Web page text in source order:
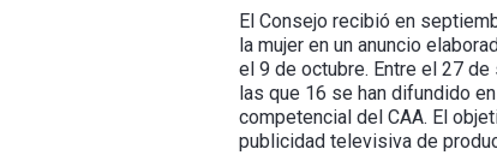
El Consejo recibió en
la mujer en un anuncio
el 9 de octubre. Entre el 27
las que 16 se han difundido
competencial del CAA. El
publicidad televisiva de